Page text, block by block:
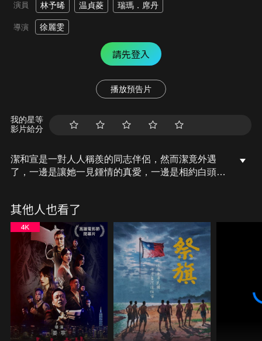
演員 林予晞 温貞菱 瑞瑪．席丹
導演 徐麗雯
請先登入
播放預告片
我的星等
影片給分
潔和宣是一對人人稱羨的同志伴侶，然而潔竟外遇
了，一邊是讓她一見鍾情的真愛，一邊是相約白頭的
其他人也看了